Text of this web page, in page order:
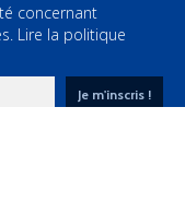
concernant
Lire la politique